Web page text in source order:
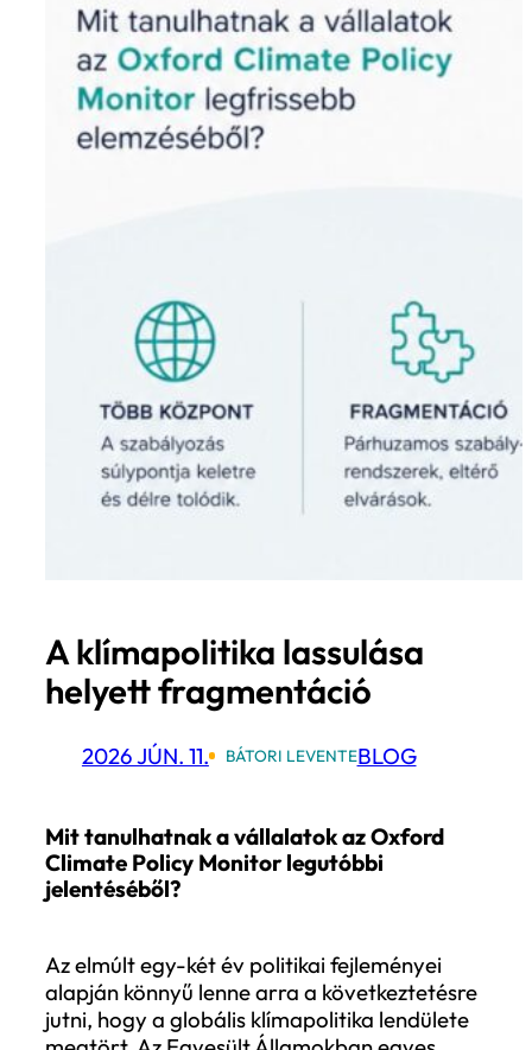
A klímapolitika lassulása
helyett fragmentáció